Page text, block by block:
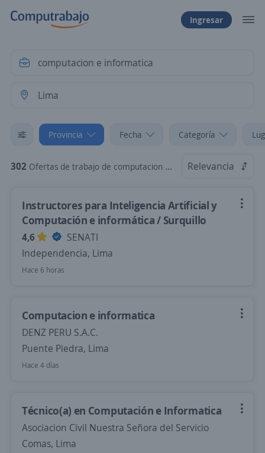
Ingresar
Provincia Fecha Categoría
302 Ofertas de trabajo de computacion e informatica en Lima Relevancia
Instructores para Inteligencia Artificial y
Computación e informática / Surquillo
4,6
SENATI
Independencia, Lima
Hace 6 horas
Computacion e informatica
DENZ PERU S.A.C.
Puente Piedra, Lima
Hace 4 días
Técnico(a) en Computación e Informatica
Asociacion Civil Nuestra Señora del Servicio
Comas, Lima